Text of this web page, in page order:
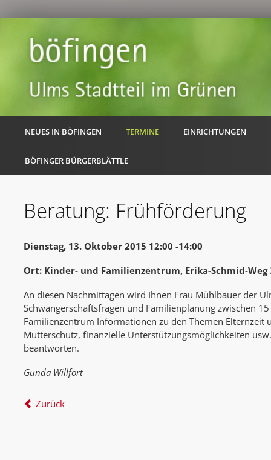
NEUES IN BÖFINGEN TERMINE EINRICHTUNGEN
BÖFINGER BÜRGERBLÄTTLE
Beratung: Frühförderung
Dienstag, 13. Oktober 2015 12:00 -14:00
Ort: Kinder- und Familienzentrum, Erika-Schmid-Weg
An diesen Nachmittagen wird Ihnen Frau Mühlbauer der
Schwangerschaftsfragen und Familienplanung zwischen
Familienzentrum Informationen zu den Themen Elternzeit
Mutterschutz, finanzielle Unterstützungsmöglichkeiten
beantworten.
Gunda Willfort
Zurück